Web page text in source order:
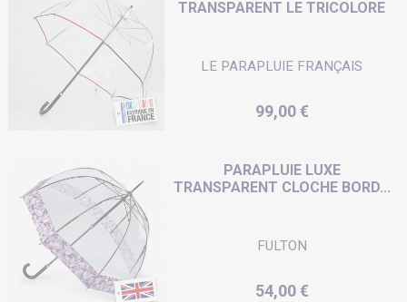
TRANSPARENT LE TRICOLORE
LE PARAPLUIE FRANÇAIS
Prix
99,00 €
PARAPLUIE LUXE
TRANSPARENT CLOCHE BORD...
FULTON
Prix
54,00 €